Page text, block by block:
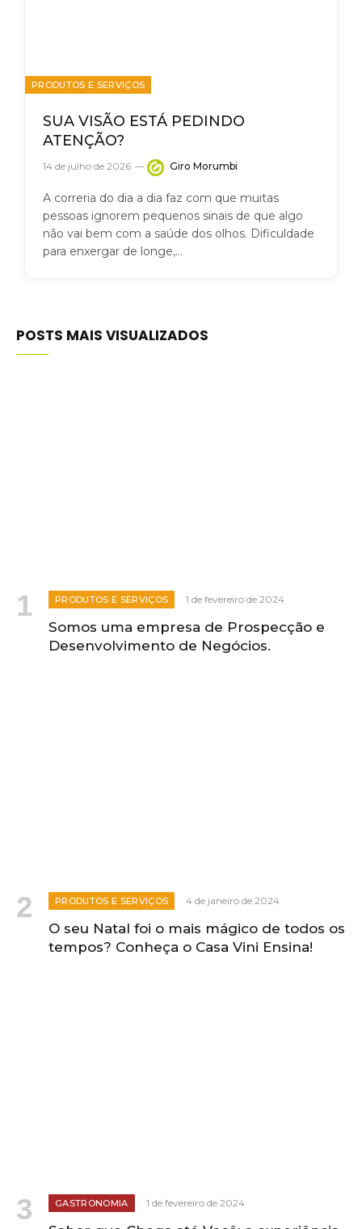
PRODUTOS E SERVIÇOS
SUA VISÃO ESTÁ PEDINDO
ATENÇÃO?
14 de julho de 2026 Giro Morumbi
A correria do dia a dia faz com que muitas
pessoas ignorem pequenos sinais de que algo
não vai bem com a saúde dos olhos. Dificuldade
para enxergar de longe,…
POSTS MAIS VISUALIZADOS
PRODUTOS E SERVIÇOS 1 de fevereiro de 2024
Somos uma empresa de Prospecção e
Desenvolvimento de Negócios.
PRODUTOS E SERVIÇOS 4 de janeiro de 2024
O seu Natal foi o mais mágico de todos os
tempos? Conheça o Casa Vini Ensina!
GASTRONOMIA 1 de fevereiro de 2024